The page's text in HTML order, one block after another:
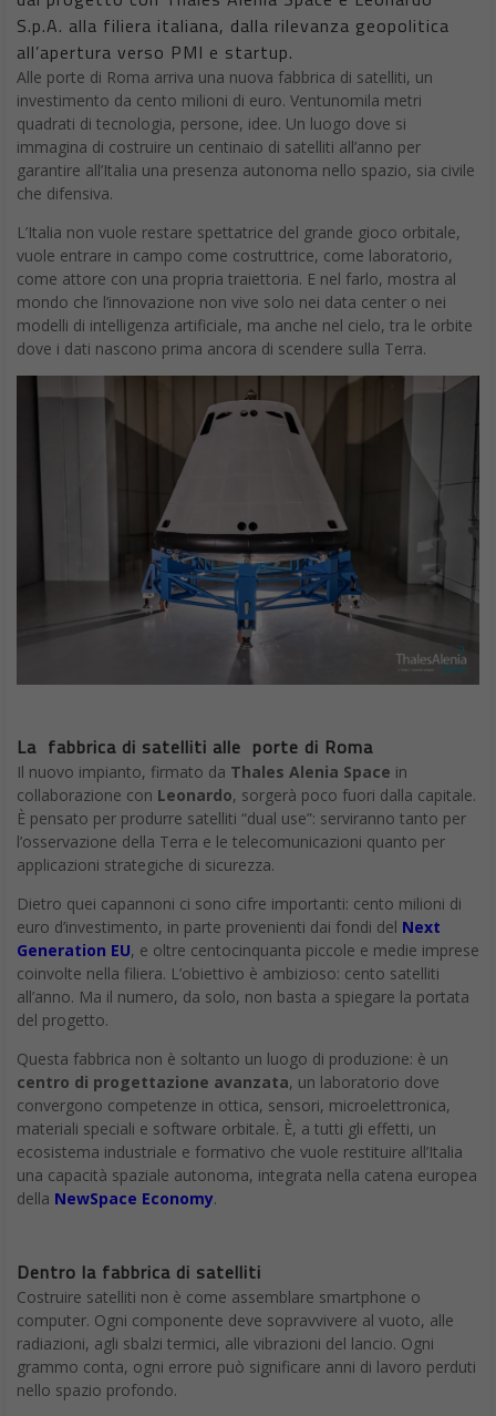
S.p.A. alla filiera italiana, dalla rilevanza geopolitica
all’apertura verso PMI e startup.
Alle porte di Roma arriva una nuova fabbrica di satelliti, un
investimento da cento milioni di euro. Ventunomila metri
quadrati di tecnologia, persone, idee. Un luogo dove si
immagina di costruire un centinaio di satelliti all’anno per
garantire all’Italia una presenza autonoma nello spazio, sia civile
che difensiva.
L’Italia non vuole restare spettatrice del grande gioco orbitale,
vuole entrare in campo come costruttrice, come laboratorio,
come attore con una propria traiettoria. E nel farlo, mostra al
mondo che l’innovazione non vive solo nei data center o nei
modelli di intelligenza artificiale, ma anche nel cielo, tra le orbite
dove i dati nascono prima ancora di scendere sulla Terra.
La fabbrica di satelliti alle porte di Roma
Il nuovo impianto, firmato da Thales Alenia Space in
collaborazione con Leonardo, sorgerà poco fuori dalla capitale.
È pensato per produrre satelliti “dual use”: serviranno tanto per
l’osservazione della Terra e le telecomunicazioni quanto per
applicazioni strategiche di sicurezza.
Dietro quei capannoni ci sono cifre importanti: cento milioni di
euro d’investimento, in parte provenienti dai fondi del Next
Generation EU, e oltre centocinquanta piccole e medie imprese
coinvolte nella filiera. L’obiettivo è ambizioso: cento satelliti
all’anno. Ma il numero, da solo, non basta a spiegare la portata
del progetto.
Questa fabbrica non è soltanto un luogo di produzione: è un
centro di progettazione avanzata, un laboratorio dove
convergono competenze in ottica, sensori, microelettronica,
materiali speciali e software orbitale. È, a tutti gli effetti, un
ecosistema industriale e formativo che vuole restituire all’Italia
una capacità spaziale autonoma, integrata nella catena europea
della NewSpace Economy.
Dentro la fabbrica di satelliti
Costruire satelliti non è come assemblare smartphone o
computer. Ogni componente deve sopravvivere al vuoto, alle
radiazioni, agli sbalzi termici, alle vibrazioni del lancio. Ogni
grammo conta, ogni errore può significare anni di lavoro perduti
nello spazio profondo.